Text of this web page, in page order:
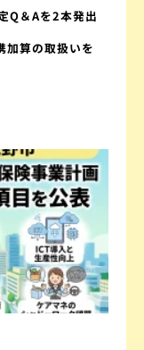
Q＆Aを2本発出
加算の取扱いを